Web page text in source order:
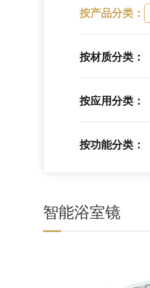
按产品分类：
按材质分类：
按应用分类：
按功能分类：
智能浴室镜